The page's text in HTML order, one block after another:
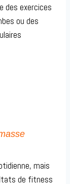
des exercices
ou des
mais
de fitness